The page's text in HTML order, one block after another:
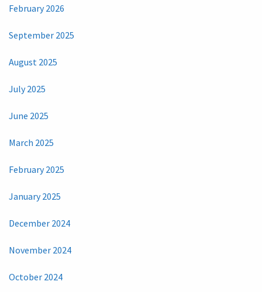
February 2026
September 2025
August 2025
July 2025
June 2025
March 2025
February 2025
January 2025
December 2024
November 2024
October 2024